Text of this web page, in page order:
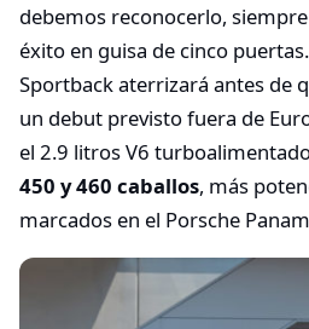
debemos reconocerlo,
éxito en guisa de cinco
Sportback aterrizará antes de
un debut previsto fuera de
el 2.9 litros V6
450 y 460 caballos, más
marcados en el Porsche